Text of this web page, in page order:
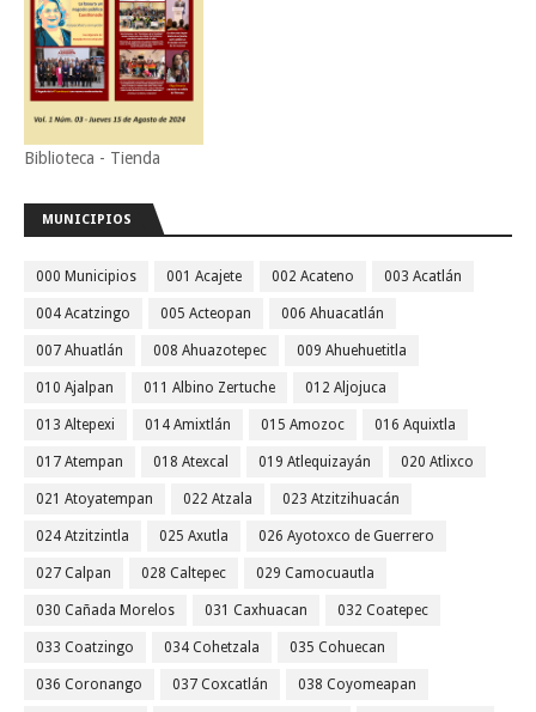
Biblioteca - Tienda
MUNICIPIOS
000 Municipios 001 Acajete 002 Acateno 003 Acatlán
004 Acatzingo 005 Acteopan 006 Ahuacatlán
007 Ahuatlán 008 Ahuazotepec 009 Ahuehuetitla
010 Ajalpan 011 Albino Zertuche 012 Aljojuca
013 Altepexi 014 Amixtlán 015 Amozoc 016 Aquixtla
017 Atempan 018 Atexcal 019 Atlequizayán 020 Atlixco
021 Atoyatempan 022 Atzala 023 Atzitzihuacán
024 Atzitzintla 025 Axutla 026 Ayotoxco de Guerrero
027 Calpan 028 Caltepec 029 Camocuautla
030 Cañada Morelos 031 Caxhuacan 032 Coatepec
033 Coatzingo 034 Cohetzala 035 Cohuecan
036 Coronango 037 Coxcatlán 038 Coyomeapan